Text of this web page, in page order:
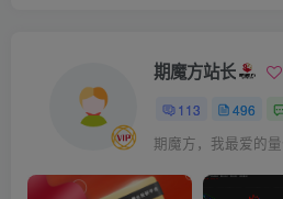
期魔方站长
113 496
期魔方，我最爱的